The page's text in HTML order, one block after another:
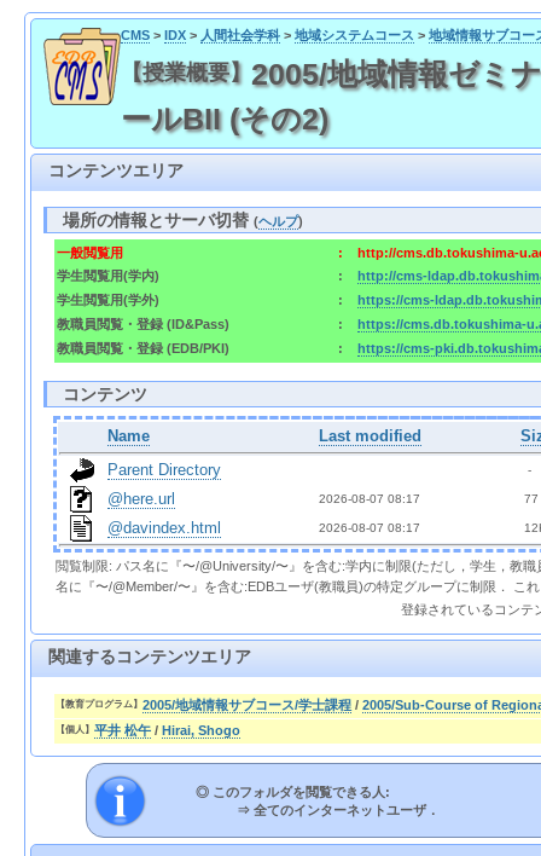
CMS> IDX> 人間社会学科> 地域システムコース > 地域情報サブコー
【授業概要】 2005/地域情報ゼミ
ールBII (その2)
コンテンツエリア
場所の情報とサーバ切替(ヘルプ)
一般閲覧用 :
http://cms.db.tokushima-
学生閲覧用(学内)
:
http://cms-
学生閲覧用(学外)
:
https://cms-
教職員閲覧・登録 (ID&Pass)
:
https://cms.db.tokushima-
教職員閲覧・登録 (EDB/PKI)
: https://cms-
コンテンツ
Name Last modified
Parent Directory
  -
@here.url 2026-08-07 08:17 77
@davindex.html 2026-08-07 08:17
閲覧制限: パス名に『〜/@University/〜』を含む:学内に制限(ただし，学生，教
名に『〜/@Member/〜』を含む:EDBユーザ(教職員)の特定グループに制限． こ
登録されているコンテ
関連するコンテンツエリア
【教育プログラム】 2005/地域情報サブコース/学士課程 / 2005/Sub-Course of
【個人】 平井 松午 / Hirai, Shogo
◎ このフォルダを閲覧できる人:
⇒ 全てのインターネットユーザ．